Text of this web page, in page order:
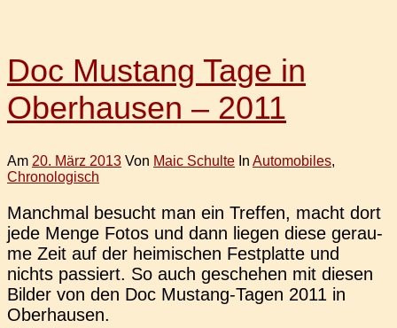
Doc Mustang Tage in
Oberhausen – 2011
Am 20. März 2013 Von Maic Schulte In Automobiles,
Chronologisch
Manch­mal besucht man ein Tref­fen, macht dort
jede Menge Fotos und dann liegen diese gerau­
me Zeit auf der hei­mi­schen Fest­plat­te und
nichts pas­siert. So auch gesche­hen mit diesen
Bilder von den Doc Mus­­tang-Tagen 2011 in
Oberhausen.